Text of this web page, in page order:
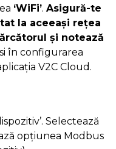
‘WiFi’. Asigură-te
la aceeași rețea
și notează
în configurarea
V2C Cloud.
Selectează
opțiunea Modbus